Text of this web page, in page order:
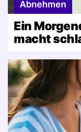
Abnehmen
Ein
macht